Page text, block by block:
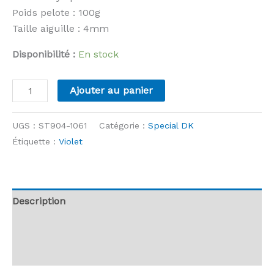
Poids pelote : 100g
Taille aiguille : 4mm
Disponibilité : En stock
quantité
de
-
Special
1061
Ajouter au panier
UGS : ST904-1061 Catégorie : Special DK
Étiquette : Violet
Description